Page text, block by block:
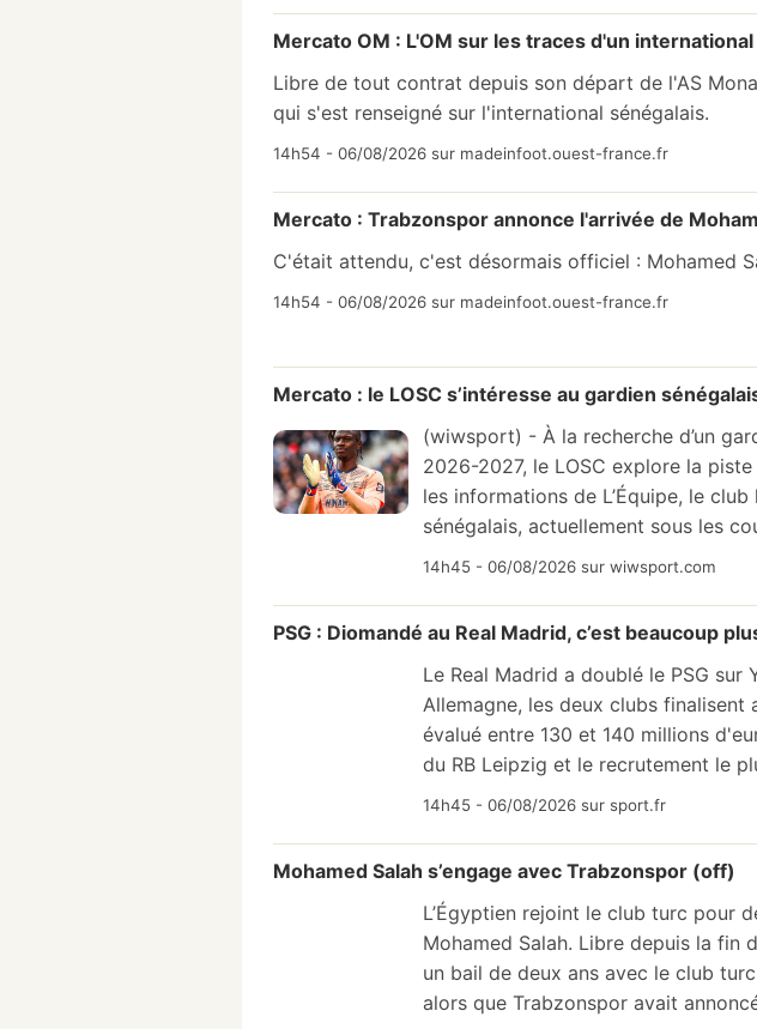
Mercato OM : L'OM sur les traces d'un
Libre de tout contrat depuis son départ de l'AS
qui s'est renseigné sur l'international sénégalais.
14h54 - 06/08/2026 sur madeinfoot.ouest-france.fr
Mercato : Trabzonspor annonce l'arrivée de
C'était attendu, c'est désormais officiel : Mohamed
14h54 - 06/08/2026 sur madeinfoot.ouest-france.fr
Mercato : le LOSC s’intéresse au gardien
(wiwsport) - À la recherche d’un
2026-2027, le LOSC explore la
les informations de L’Équipe, le
sénégalais, actuellement sous les
14h45 - 06/08/2026 sur wiwsport.com
PSG : Diomandé au Real Madrid, c’est beaucoup
Le Real Madrid a doublé le PSG
Allemagne, les deux clubs
évalué entre 130 et 140 millions
du RB Leipzig et le recrutement le
14h45 - 06/08/2026 sur sport.fr
Mohamed Salah s’engage avec Trabzonspor (off)
L’Égyptien rejoint le club turc pour
Mohamed Salah. Libre depuis la fin
un bail de deux ans avec le club
alors que Trabzonspor avait